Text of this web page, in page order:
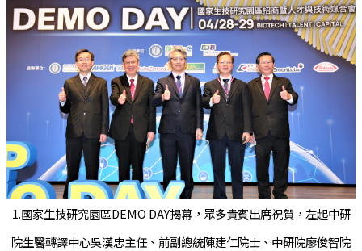
1.國家生技研究園區DEMO DAY揭幕，眾多貴賓出席祝賀，左起中研
院生醫轉譯中心吳漢忠主任、前副總統陳建仁院士、中研院廖俊智院